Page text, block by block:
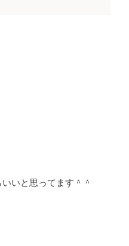
いと思ってます＾＾